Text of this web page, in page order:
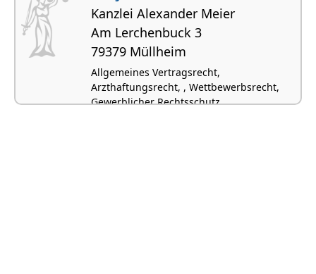
Kanzlei Alexander Meier
Am Lerchenbuck 3
79379 Müllheim
Allgemeines Vertragsrecht,
Arzthaftungsrecht, , Wettbewerbsrecht,
Gewerblicher Rechtsschutz